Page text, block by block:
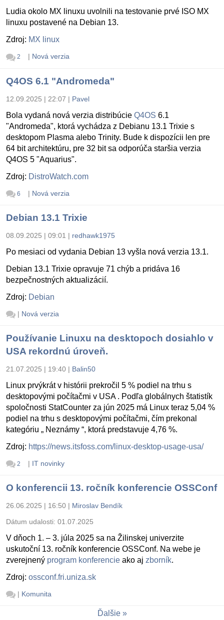
Ludia okolo MX linuxu uvolnili na testovanie prvé ISO MX
linuxu postavené na Debian 13.
Zdroj: MX linux
2 | Nová verzia
Q4OS 6.1 "Andromeda"
12.09.2025 | 22:07 | Pavel
Bola vydaná nová verzia distribúcie Q4OS 6.1
"Andromeda", ktorá vychádza z Debianu 13.1 Trixie s
desktopom Plasma alebo Trinity. Bude k dispozícii len pre
64 bit architektúru, pre 32 bit sa odporúča staršia verzia
Q4OS 5 "Aquarius".
Zdroj: DistroWatch.com
6 | Nová verzia
Debian 13.1 Trixie
08.09.2025 | 09:01 | redhawk1975
Po mesiaci od vydania Debian 13 vyšla nová verzia 13.1.
Debian 13.1 Trixie opravuje 71 chýb a pridáva 16
bezpečnostných aktualizácií.
Zdroj: Debian
| Nová verzia
Používanie Linuxu na desktopoch dosiahlo v
USA rekordnú úroveň.
21.07.2025 | 19:40 | Balin50
Linux prvýkrát v histórii prekročil 5 % podiel na trhu s
desktopovými počítačmi v USA . Podľa globálnych štatistík
spoločnosti StatCounter za jún 2025 má Linux teraz 5,04 %
podiel na trhu s desktopovými počítačmi, čím prekonal
kategóriu „ Neznámy “, ktorá predstavuje 4,76 %.
Zdroj: https://news.itsfoss.com/linux-desktop-usage-usa/
2 | IT novinky
O konferencii 13. ročník konferencie OSSConf
26.06.2025 | 16:50 | Miroslav Bendík
Dátum udalosti: 01.07.2025
V dňoch 1. – 3. júla 2025 sa na Žilinskej univerzite
uskutoční 13. ročník konferencie OSSConf. Na webe je
zverejnený program konferencie ako aj zborník.
Zdroj: ossconf.fri.uniza.sk
| Komunita
Ďalšie